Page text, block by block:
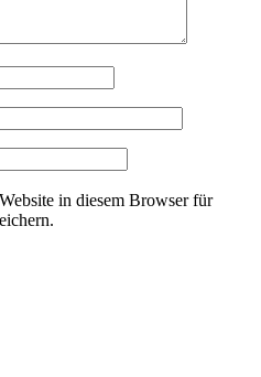
in diesem Browser für